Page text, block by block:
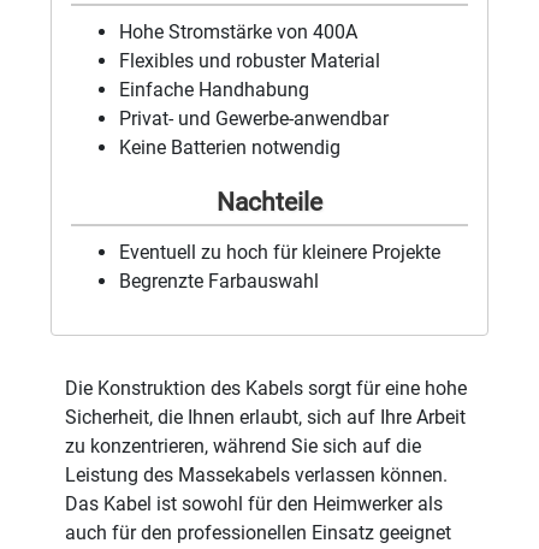
Hohe Stromstärke von 400A
Flexibles und robuster Material
Einfache Handhabung
Privat- und Gewerbe-anwendbar
Keine Batterien notwendig
Nachteile
Eventuell zu hoch für kleinere Projekte
Begrenzte Farbauswahl
Die Konstruktion des Kabels sorgt für eine hohe
Sicherheit, die Ihnen erlaubt, sich auf Ihre Arbeit
zu konzentrieren, während Sie sich auf die
Leistung des Massekabels verlassen können.
Das Kabel ist sowohl für den Heimwerker als
auch für den professionellen Einsatz geeignet